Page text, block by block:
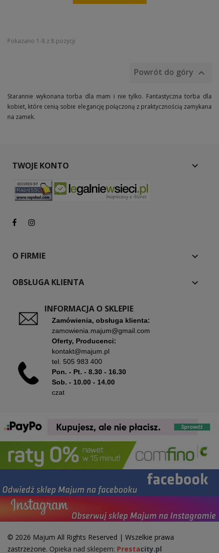
Pokazano 1-8 z 8 pozycji
Powrót do góry 
Starannie wykonana torba dla mam i nie tylko. Fantastyczna torba dla
kobiet, które cenią sobie elegancję połączoną z praktycznością zamykana
na zamek.
TWOJE KONTO 
O FIRMIE 
OBSŁUGA KLIENTA 
INFORMACJA O SKLEPIE
Zamówienia, obsługa klienta:
zamowienia.majum@gmail.com
Oferty, Producenci:
kontakt@majum.pl
tel. 505 983 400
Pon. - Pt. - 8.30 - 16.30
Sob. - 10.00 - 14.00
czat
© 2026 Majum All Rights Reserved | Wszelkie prawa
zastrzeżone. Opieka nad sklepem: Prestacity.pl